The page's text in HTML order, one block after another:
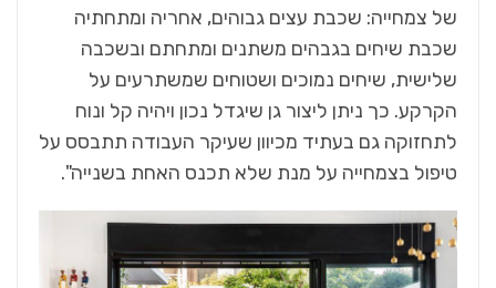
של צמחייה: שכבת עצים גבוהים, אחריה ומתחתיה
שכבת שיחים בגבהים משתנים ומתחתם ובשכבה
שלישית, שיחים נמוכים ושטוחים שמשתרעים על
הקרקע. כך ניתן ליצור גן שיגדל נכון ויהיה קל ונוח
לתחזוקה גם בעתיד מכיוון שעיקר העבודה תתבסס על
טיפול בצמחייה על מנת שלא תכנס האחת בשנייה".